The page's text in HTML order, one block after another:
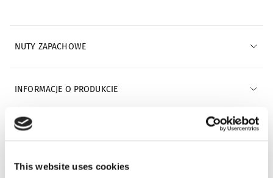
This website uses cookies
NUTY ZAPACHOWE
INFORMACJE O PRODUKCIE
INFORMACJE O WYSYŁCE